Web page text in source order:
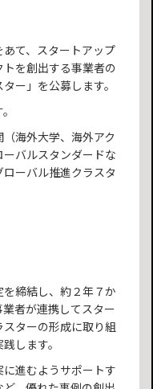
て、スタートアップ
を創出する事業者の
ー」を公募します。
海外大学、海外アク
バルスタンダードな
ーバル推進クラスタ
締結し、約２年７か
者が連携してスター
ターの形成に取り組
します。
進むようサポートす